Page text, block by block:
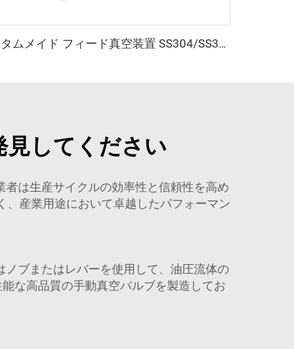
カスタムメイド フィード真空装置 SS304/SS316L 光ファイバーフィードスルー フランジ KF25/40 メス面 NW25/40 真空継手
見してください
は生産サイクルの効率性と信頼性を高め
産業用途において卓越したパフォーマン
ブまたはレバーを使用して、油圧流体の
な高品質の手動真空バルブを製造してお